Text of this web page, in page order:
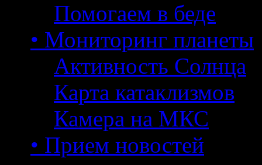
Помогаем в беде
• Мониторинг планеты
Активность Солнца
Карта катаклизмов
Камера на МКС
• Прием новостей